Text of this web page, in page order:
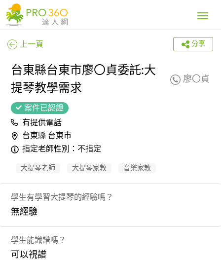
Toggle
上一頁 分享
台東縣台東市廖〇貞委託:大
提琴教學需求
廖〇貞
案件已認證
有提供電話
台東縣 台東市
指定老師性別：不指定
大提琴老師 大提琴家教 音樂家教
學生有學習大提琴的經驗嗎？
無經驗
學生能識譜嗎？
可以視譜